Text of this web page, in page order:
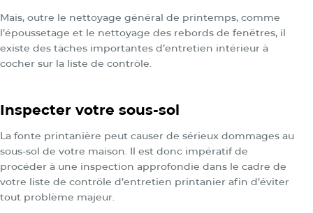
Mais, outre le nettoyage général de printemps, comme
l’époussetage et le nettoyage des rebords de fenêtres, il
existe des tâches importantes d’entretien intérieur à
cocher sur la liste de contrôle.
Inspecter votre sous-sol
La fonte printanière peut causer de sérieux dommages au
sous-sol de votre maison. Il est donc impératif de
procéder à une inspection approfondie dans le cadre de
votre liste de contrôle d’entretien printanier afin d’éviter
tout problème majeur.